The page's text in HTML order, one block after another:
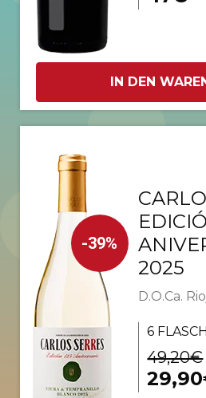
IN DEN
-39%
2025
D.O.Ca.
6
49,20€